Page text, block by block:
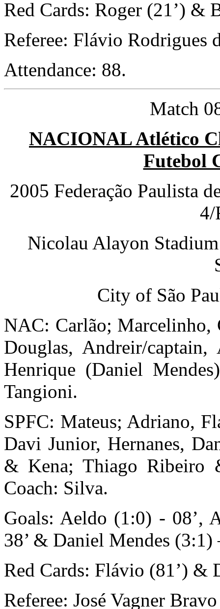
Red Cards: Roger (21’) &
Referee: Flávio Rodrigues
Attendance: 88.
Match
NACIONAL Atlético
Futebol
2005 Federação Paulista
4/
Nicolau Alayon
City of São
NAC: Carlão; Marcelinho,
Douglas, Andreir/
Henrique (Daniel
Tangioni.
SPFC: Mateus; Adriano,
Davi Junior, Hernanes,
& Kena; Thiago Ribeiro
Coach: Silva.
Goals: Aeldo (1:0) - 08’,
38’ & Daniel Mendes (3:1)
Red Cards: Flávio (81’) &
Referee: José Vagner